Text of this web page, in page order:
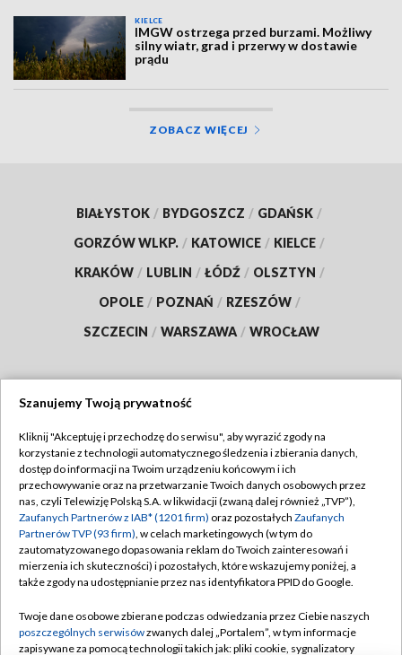
KIELCE
IMGW ostrzega przed burzami. Możliwy
silny wiatr, grad i przerwy w dostawie
prądu
ZOBACZ WIĘCEJ
BIAŁYSTOK / BYDGOSZCZ / GDAŃSK /
GORZÓW WLKP. / KATOWICE / KIELCE /
KRAKÓW / LUBLIN / ŁÓDŹ / OLSZTYN /
OPOLE / POZNAŃ / RZESZÓW /
SZCZECIN / WARSZAWA / WROCŁAW
TVP
Abonament TVP
Emisja w TVP
Centrum informacji TVP
Naziemna Telewizja Cyfrowa
Rada Programowa
Regulamin TVP
Polityka prywatności
Moje zgody
Pomoc
Kontakt
Szanujemy Twoją prywatność
Kliknij "Akceptuję i przechodzę do serwisu", aby wyrazić zgody na
korzystanie z technologii automatycznego śledzenia i zbierania danych,
dostęp do informacji na Twoim urządzeniu końcowym i ich
przechowywanie oraz na przetwarzanie Twoich danych osobowych przez
nas, czyli Telewizję Polską S.A. w likwidacji (zwaną dalej również „TVP”),
Zaufanych Partnerów z IAB* (1201 firm) oraz pozostałych Zaufanych
Partnerów TVP (93 firm), w celach marketingowych (w tym do
zautomatyzowanego dopasowania reklam do Twoich zainteresowań i
mierzenia ich skuteczności) i pozostałych, które wskazujemy poniżej, a
także zgody na udostępnianie przez nas identyfikatora PPID do Google.
Twoje dane osobowe zbierane podczas odwiedzania przez Ciebie naszych
poszczególnych serwisówzwanych dalej „Portalem”, w tym informacje
zapisywane za pomocą technologii takich jak: pliki cookie, sygnalizatory